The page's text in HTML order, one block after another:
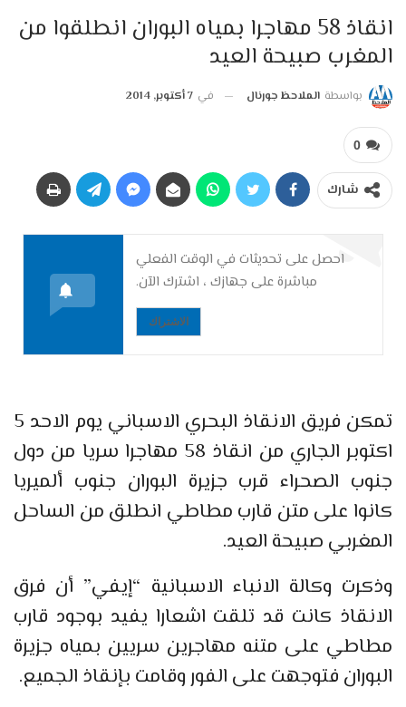
انقاذ 58 مهاجرا بمياه البوران انطلقوا من
المغرب صبيحة العيد
بواسطة الملاحظ جورنال في 7 أكتوبر, 2014
0
شارك
احصل على تحديثات في الوقت الفعلي
مباشرة على جهازك ، اشترك الآن.
الاشتراك
تمكن فريق الانقاذ البحري الاسباني يوم الاحد 5
اكتوبر الجاري من انقاذ 58 مهاجرا سريا من دول
جنوب الصحراء قرب جزيرة البوران جنوب ألميريا
كانوا على متن قارب مطاطي انطلق من الساحل
المغربي صبيحة العيد.
وذكرت وكالة الانباء الاسبانية “إيفي” أن فرق
الانقاذ كانت قد تلقت اشعارا يفيد بوجود قارب
مطاطي على متنه مهاجرين سريين بمياه جزيرة
البوران فتوجهت على الفور وقامت بإنقاذ الجميع.